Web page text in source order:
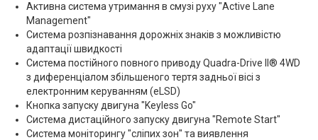
Активна система утримання в смузі руху "Active Lane
Management"
Система розпізнавання дорожніх знаків з можливістю
адаптації швидкості
Система постійного повного приводу Quadra-Drive II® 4WD
з диференціалом збільшеного тертя задньої вісі з
електронним керуванням (eLSD)
Кнопка запуску двигуна "Keyless Go"
Система дистаційного запуску двигуна "Remote Start"
Система моніторингу "сліпих зон" та виявлення